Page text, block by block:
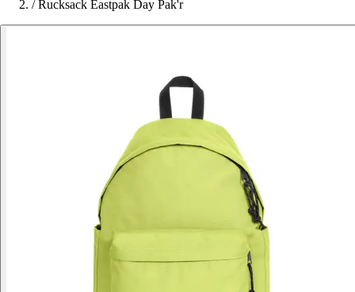
/ Rucksack Eastpak Day Pak'r